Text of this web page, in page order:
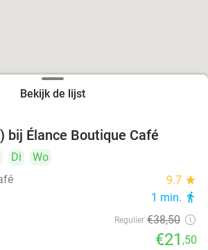
Bekijk de lijst
bij Élance Boutique Café
Di
Wo
9.7 star
1 min. directions_walk
Regulier €38,50
€21 ,50